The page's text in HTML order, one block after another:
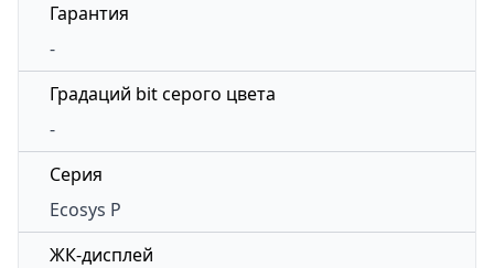
Гарантия
-
Градаций bit серого цвета
-
Серия
Ecosys P
ЖК-дисплей